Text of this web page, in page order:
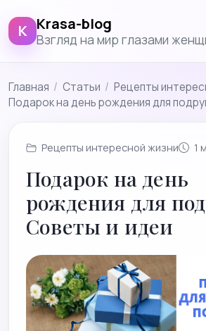
K Krasa-blog
Взгляд на мир глазами
Главная / Cтатьи / Рецепты
Подарок на день рождения для
Рецепты интересной жизни 1
Подарок на день
рождения для
Советы и идеи